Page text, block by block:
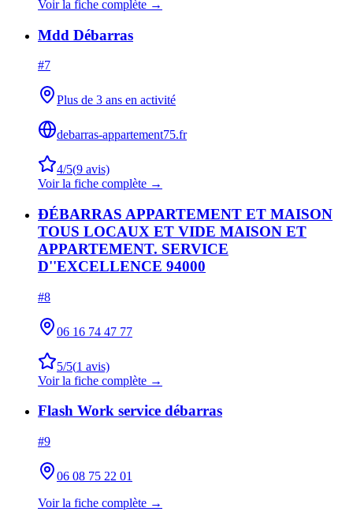
Voir la fiche complète →
Mdd Débarras
#7
Plus de 3 ans en activité
debarras-appartement75.fr
4/5(9 avis)
Voir la fiche complète →
ÐÉBARRAS APPARTEMENT ET MAISON
TOUS LOCAUX ET VIDE MAISON ET
APPARTEMENT. SERVICE
D''EXCELLENCE 94000
#8
06 16 74 47 77
5/5(1 avis)
Voir la fiche complète →
Flash Work service débarras
#9
06 08 75 22 01
Voir la fiche complète →